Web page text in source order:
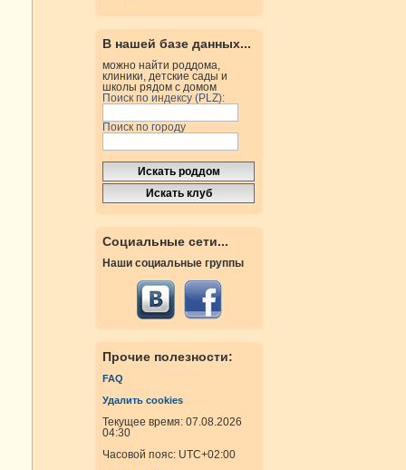
В нашей базе данных...
можно найти роддома,
клиники, детские сады и
школы рядом с домом
Поиск по индексу (PLZ):
Поиск по городу
Социальные сети...
Наши социальные группы
Прочие полезности:
FAQ
Удалить cookies
Текущее время: 07.08.2026
04:30
Часовой пояс: UTC+02:00